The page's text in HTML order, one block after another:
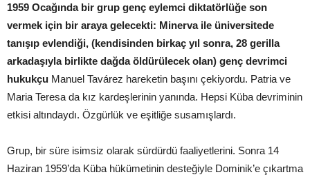
1959 Ocağında bir grup genç eylemci diktatörlüğe son
vermek için bir araya gelecekti: Minerva ile üniversitede
tanışıp evlendiği, (kendisinden birkaç yıl sonra, 28 gerilla
arkadaşıyla birlikte dağda öldürülecek olan) genç devrimci
hukukçu Manuel Tavárez hareketin başını çekiyordu. Patria ve
Maria Teresa da kız kardeşlerinin yanında. Hepsi Küba devriminin
etkisi altındaydı. Özgürlük ve eşitliğe susamışlardı.
Grup, bir süre isimsiz olarak sürdürdü faaliyetlerini. Sonra 14
Haziran 1959’da Küba hükümetinin desteğiyle Dominik’e çıkartma